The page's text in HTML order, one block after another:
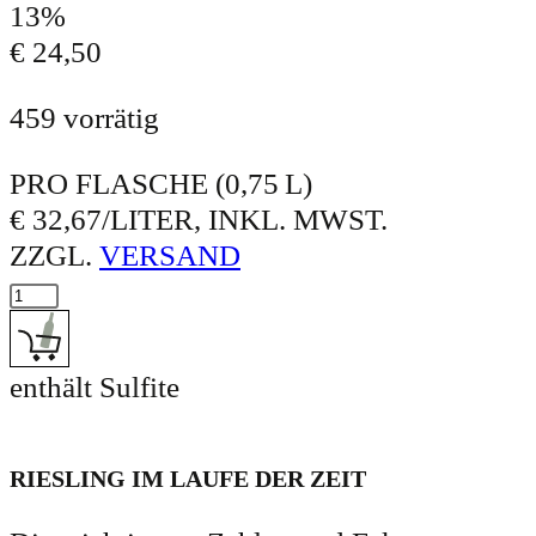
13%
€ 24,50
459 vorrätig
PRO FLASCHE (0,75 L)
€ 32,67/LITER, INKL. MWST.
ZZGL. VERSAND
RIESLING Menge
In den Warenkorb: RIESLING
enthält Sulfite
RIESLING IM LAUFE DER ZEIT